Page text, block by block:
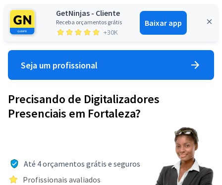
GetNinjas - Cliente
Receba orçamentos grátis
+30K
Baixar app
Entrar
Seja um profissional
Precisando de Digitalizadores
Presenciais em Fortaleza?
Até 4 orçamentos grátis e seguros
Profissionais avaliados